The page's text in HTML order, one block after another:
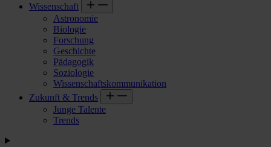
Wissenschaft
Astronomie
Biologie
Forschung
Geschichte
Pädagogik
Soziologie
Wissenschaftskommunikation
Zukunft & Trends
Junge Talente
Trends